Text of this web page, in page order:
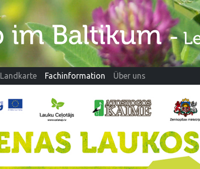
Landkarte Fachinformation Über uns